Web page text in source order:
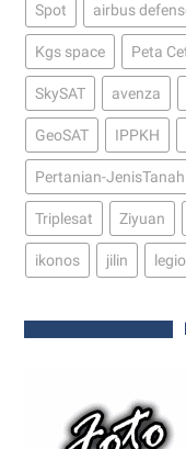
Spot airbus
Kgs space Peta
SkySAT avenza
GeoSAT IPPKH
Pertanian-JenisTanah
Triplesat Ziyuan
ikonos jilin